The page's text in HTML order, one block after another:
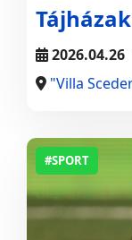
2026.04.26
"Villa
#SPORT